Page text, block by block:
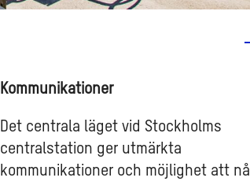
Kommunikationer
Det centrala läget vid Stockholms
centralstation ger utmärkta
kommunikationer och möjlighet att nå